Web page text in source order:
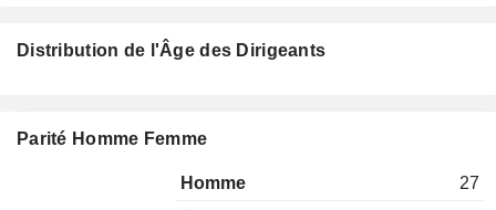
Distribution de l'Âge des Dirigeants
Parité Homme Femme
Homme
27